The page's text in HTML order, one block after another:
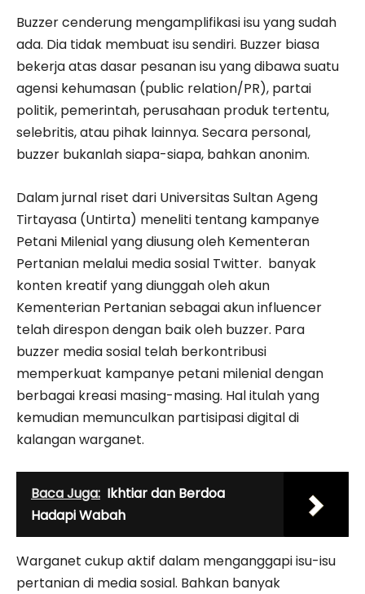
Buzzer cenderung mengamplifikasi isu yang sudah
ada. Dia tidak membuat isu sendiri. Buzzer biasa
bekerja atas dasar pesanan isu yang dibawa suatu
agensi kehumasan (public relation/PR), partai
politik, pemerintah, perusahaan produk tertentu,
selebritis, atau pihak lainnya. Secara personal,
buzzer bukanlah siapa-siapa, bahkan anonim.
Dalam jurnal riset dari Universitas Sultan Ageng
Tirtayasa (Untirta) meneliti tentang kampanye
Petani Milenial yang diusung oleh Kementeran
Pertanian melalui media sosial Twitter. banyak
konten kreatif yang diunggah oleh akun
Kementerian Pertanian sebagai akun influencer
telah direspon dengan baik oleh buzzer. Para
buzzer media sosial telah berkontribusi
memperkuat kampanye petani milenial dengan
berbagai kreasi masing-masing. Hal itulah yang
kemudian memunculkan partisipasi digital di
kalangan warganet.
Baca Juga: Ikhtiar dan Berdoa
Hadapi Wabah
Warganet cukup aktif dalam menganggapi isu-isu
pertanian di media sosial. Bahkan banyak